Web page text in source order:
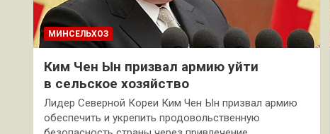
МИНСЕЛЬХОЗ
Ким Чен Ын призвал армию уйти
в сельское хозяйство
Лидер Северной Кореи Ким Чен Ын призвал армию
обеспечить и укрепить продовольственную